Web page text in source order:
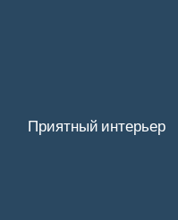
Приятный интерьер